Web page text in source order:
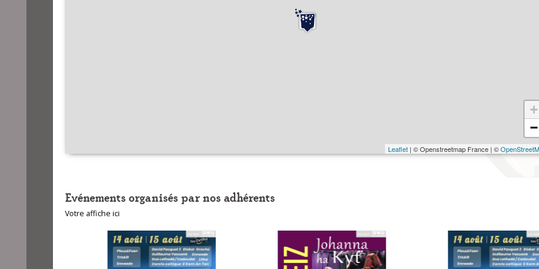
+
−
Leaflet| © Openstreetmap France | ©
Evénements organisés par nos adhérents
Votre affiche ici